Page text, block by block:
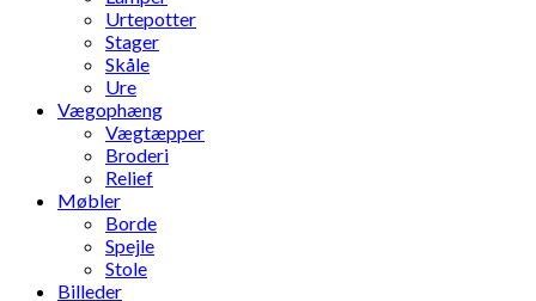
Urtepotter
Stager
Skåle
Ure
Vægophæng
Vægtæpper
Broderi
Relief
Møbler
Borde
Spejle
Stole
Billeder